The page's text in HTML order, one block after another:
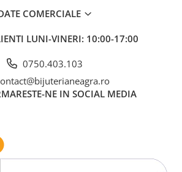
COMERCIALE
LUNI-VINERI: 10:00-17:00
0750.403.103
NE IN SOCIAL MEDIA